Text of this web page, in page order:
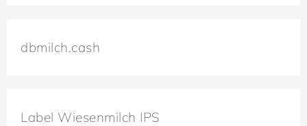
dbmilch.cash
Label Wiesenmilch IPS